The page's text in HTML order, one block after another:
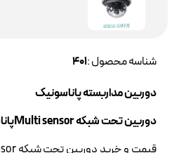
شناسه محصول :401
دوربین مداربسته پاناسونیک
دوربین تحت شبکه Multi sensorپاناسونیک WV-S8531N